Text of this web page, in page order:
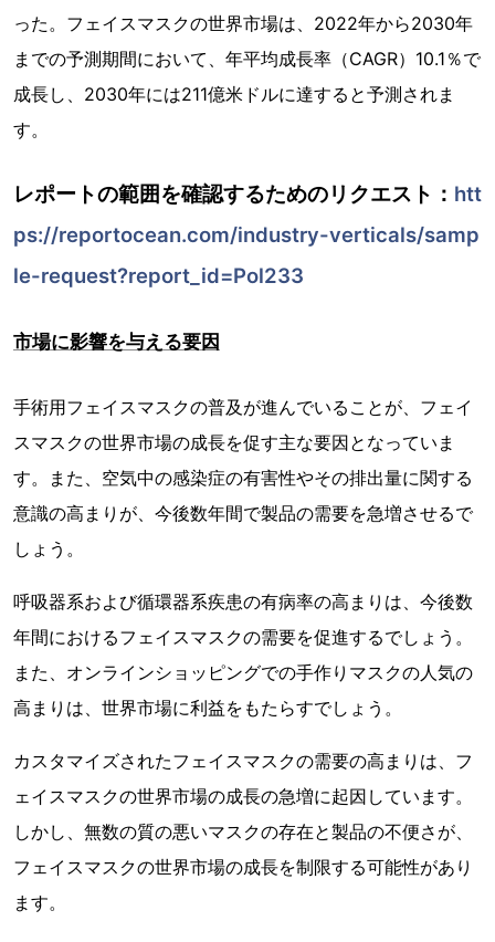
った。フェイスマスクの世界市場は、2022年から2030年
までの予測期間において、年平均成長率（CAGR）10.1％で
成長し、2030年には211億米ドルに達すると予測されま
す。
レポートの範囲を確認するためのリクエスト： htt
ps://reportocean.com/industry-verticals/samp
le-request?report_id=Pol233
市場に影響を与える要因
手術用フェイスマスクの普及が進んでいることが、フェイ
スマスクの世界市場の成長を促す主な要因となっていま
す。また、空気中の感染症の有害性やその排出量に関する
意識の高まりが、今後数年間で製品の需要を急増させるで
しょう。
呼吸器系および循環器系疾患の有病率の高まりは、今後数
年間におけるフェイスマスクの需要を促進するでしょう。
また、オンラインショッピングでの手作りマスクの人気の
高まりは、世界市場に利益をもたらすでしょう。
カスタマイズされたフェイスマスクの需要の高まりは、フ
ェイスマスクの世界市場の成長の急増に起因しています。
しかし、無数の質の悪いマスクの存在と製品の不便さが、
フェイスマスクの世界市場の成長を制限する可能性があり
ます。